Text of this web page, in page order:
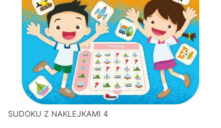
SUDOKU Z NAKLEJKAMI 4